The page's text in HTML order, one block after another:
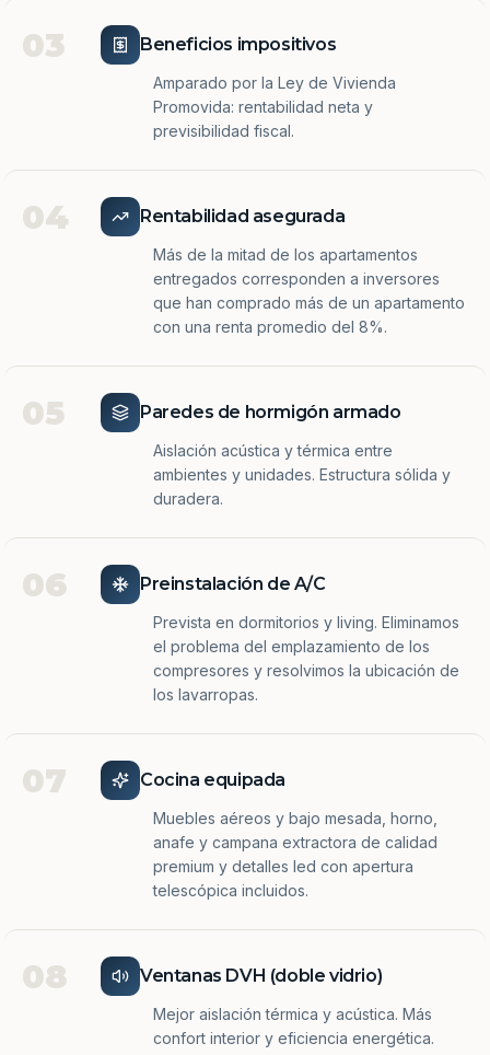
03 Beneficios impositivos
Amparado por la Ley de Vivienda
Promovida: rentabilidad neta y
previsibilidad fiscal.
04 Rentabilidad asegurada
Más de la mitad de los apartamentos
entregados corresponden a inversores
que han comprado más de un apartamento
con una renta promedio del 8%.
05 Paredes de hormigón armado
Aislación acústica y térmica entre
ambientes y unidades. Estructura sólida y
duradera.
06 Preinstalación de A/C
Prevista en dormitorios y living. Eliminamos
el problema del emplazamiento de los
compresores y resolvimos la ubicación de
los lavarropas.
07 Cocina equipada
Muebles aéreos y bajo mesada, horno,
anafe y campana extractora de calidad
premium y detalles led con apertura
telescópica incluidos.
08 Ventanas DVH (doble vidrio)
Mejor aislación térmica y acústica. Más
confort interior y eficiencia energética.